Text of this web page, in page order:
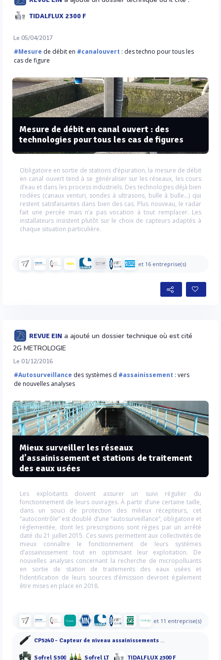
TIDALFLUX 2300 F
Le 05/04/2017
#Mesure de débit en #canalouvert : des techno pour tous les
cas de figure
Mesure de débit en canal ouvert : des
technologies pour tous les cas de figures
Obligatoire en sortie de stations d’épuration, la mesure de débit
en canal ouvert tend à se généraliser sur les réseaux, les cours
d’eau et dans les process industriels. Des technologies déjà bien
rodées (canaux venturi, sondes à ultrasons, bulle à bulle…) qui
restent satisfaisantes dans bien des cas. Plus nouveau, le radar
fait une percée mais n’a pas vocation à tout remplacer. Les
installateurs insistent plutôt sur le choix de capteurs adaptés à
chaque situation particulière.
et 16 entreprise(s)
REVUE EIN a ajouté un dossier technique où est cité
2G METROLOGIE
Le 01/12/2016
#Autosurveillance des systèmes d #assainissement : vers
de nouvelles analyses
Mieux surveiller les réseaux
d’assainissement et stations de traitement
des eaux usées
Les exploitants doivent assurer un suivi régulier du
fonctionnement de leurs ouvrages. À partir d’une certaine taille,
dans un souci de protection des milieux récepteurs, cet
“autocontrôle” est doublé d’une “autosurveillance”, obligatoire et
réglementée, dont les prescriptions sont régies par un arrêté
daté du 21 juillet 2015. Ces suivis permettent aux collectivités de
mieux connaître le fonctionnement de leurs systèmes
d’assainissement tout en optimisant leur exploitation. De
nouvelles analyses concernant la recherche de micropolluants
en sortie de station de traitements des eaux usées et
l’identification de leurs sources d’émission devront également
être mises en place en 2018.
et 11 entreprise(s)
CP5240 - Capteur de niveau assainissements et liquides agressifs
Sofrel S500 Sofrel LT TIDALFLUX 2300 F